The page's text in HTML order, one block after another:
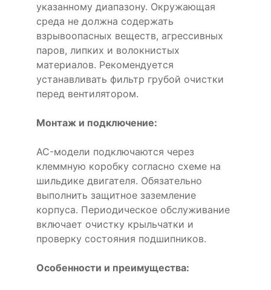
указанному диапазону. Окружающая
среда не должна содержать
взрывоопасных веществ, агрессивных
паров, липких и волокнистых
материалов. Рекомендуется
устанавливать фильтр грубой очистки
перед вентилятором.
Монтаж и подключение:
AC-модели подключаются через
клеммную коробку согласно схеме на
шильдике двигателя. Обязательно
выполнить защитное заземление
корпуса. Периодическое обслуживание
включает очистку крыльчатки и
проверку состояния подшипников.
Особенности и преимущества: